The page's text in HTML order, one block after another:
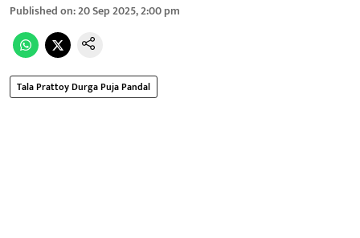
Published on:20 Sep 2025, 2:00 pm
Tala Prattoy Durga Puja Pandal